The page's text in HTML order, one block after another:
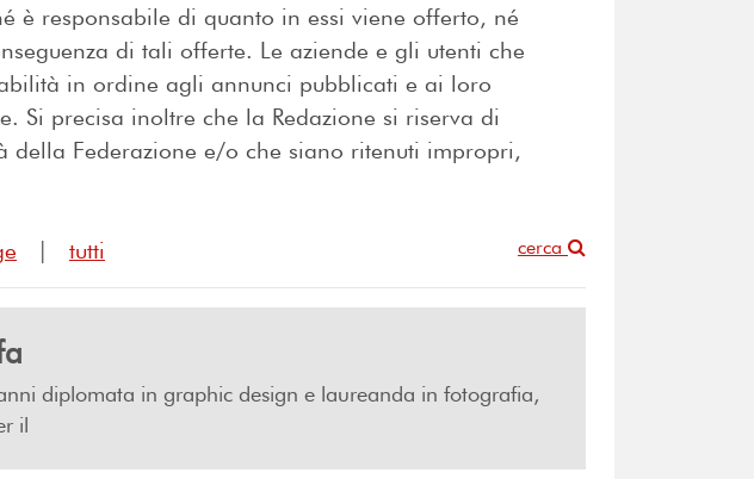
è responsabile di quanto in essi viene offerto, né
di tali offerte. Le aziende e gli utenti che
in ordine agli annunci pubblicati e ai loro
Si precisa inoltre che la Redazione si riserva di
Federazione e/o che siano ritenuti impropri,
tutti cerca
diplomata in graphic design e laureanda in fotografia,
il